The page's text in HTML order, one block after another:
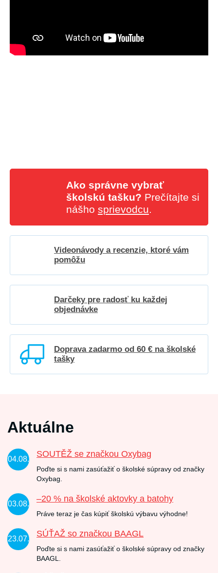
Ako správne vybrať
školskú tašku? Prečítajte si
nášho sprievodcu.
Videonávody a recenzie, ktoré vám
pomôžu
Darčeky pre radosť ku každej
objednávke
Doprava zadarmo od 60 € na školské
tašky
Aktuálne
04.08.
SOUTĚŽ se značkou Oxybag
Poďte si s nami zasúťažiť o školské súpravy od značky
Oxybag.
03.08.
–20 % na školské aktovky a batohy
Práve teraz je čas kúpiť školskú výbavu výhodne!
23.07.
SÚŤAŽ so značkou BAAGL
Poďte si s nami zasúťažiť o školské súpravy od značky
BAAGL.